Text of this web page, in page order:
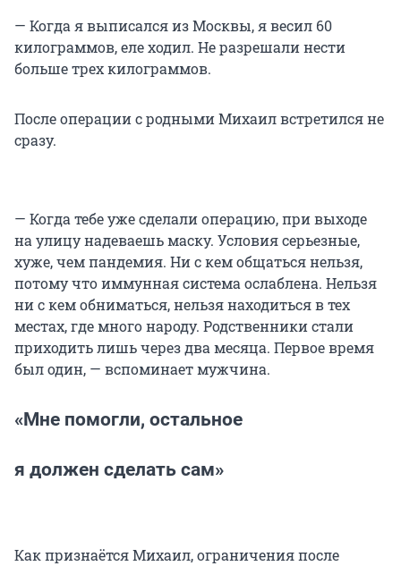
— Когда я выписался из Москвы, я весил 60
килограммов, еле ходил. Не разрешали нести
больше трех килограммов.
После операции с родными Михаил встретился не
сразу.
— Когда тебе уже сделали операцию, при выходе
на улицу надеваешь маску. Условия серьезные,
хуже, чем пандемия. Ни с кем общаться нельзя,
потому что иммунная система ослаблена. Нельзя
ни с кем обниматься, нельзя находиться в тех
местах, где много народу. Родственники стали
приходить лишь через два месяца. Первое время
был один, — вспоминает мужчина.
«Мне помогли, остальное
я должен сделать сам»
Как признаётся Михаил, ограничения после